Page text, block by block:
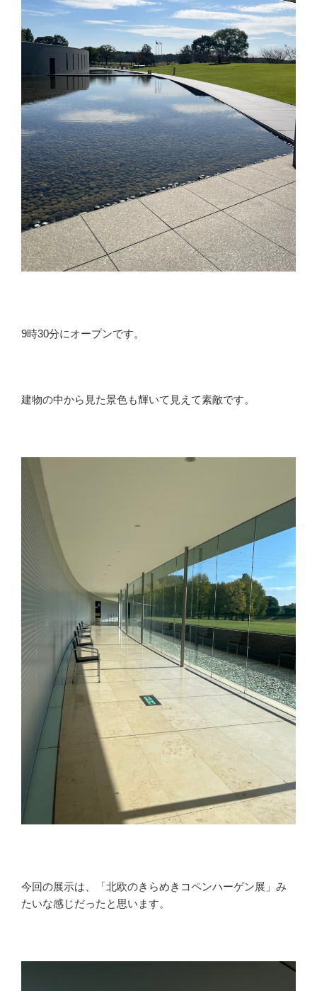
9時30分にオープンです。
建物の中から見た景色も輝いて見えて素敵です。
今回の展示は、「北欧のきらめきコペンハーゲン展」み
たいな感じだったと思います。